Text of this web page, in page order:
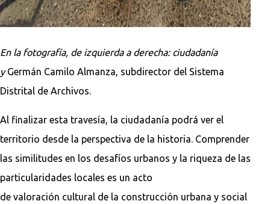
En la fotografía, de izquierda a derecha: ciudadanía
yGermán Camilo Almanza, subdirector del Sistema
Distrital de Archivos.
Al finalizar esta travesía, la ciudadanía podrá ver el
territorio desde la perspectiva de la historia. Comprender
las similitudes en los desafíos urbanos y la riqueza de las
particularidades locales es un acto
de valoración cultural de la construcción urbana y social